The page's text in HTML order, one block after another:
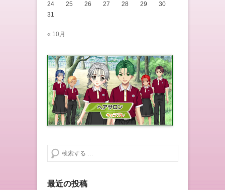
24
25 26 27 28 29
30
31
« 10月
検索する
最近の投稿